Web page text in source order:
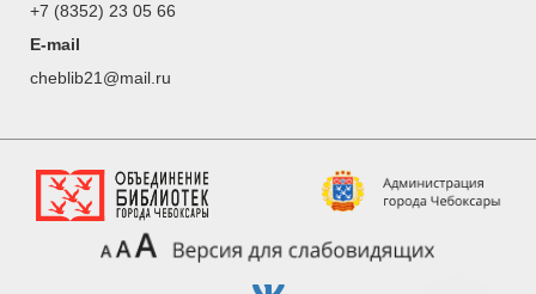
+7 (8352) 23 05 66
E-mail
cheblib21@mail.ru